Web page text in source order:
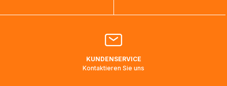
Bitte kontaktieren Sie denKundenservicefalls Ihr Paket
Lieferadressen in Deutschland oder Europa mehrere Tage
KUNDENSERVICE
Kontaktieren Sie uns